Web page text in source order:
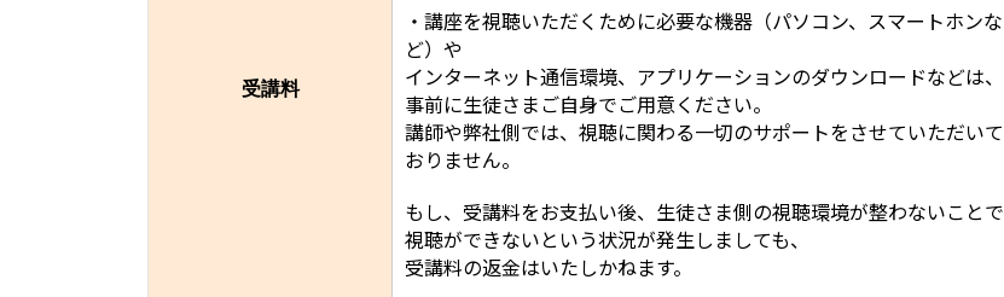
受講料
・講座を視聴いただくために必要な機器（パソコン、スマートホンな
ど）や
インターネット通信環境、アプリケーションのダウンロードなどは、
事前に生徒さまご自身でご用意ください。
講師や弊社側では、視聴に関わる一切のサポートをさせていただいて
おりません。
もし、受講料をお支払い後、生徒さま側の視聴環境が整わないことで
視聴ができないという状況が発生しましても、
受講料の返金はいたしかねます。